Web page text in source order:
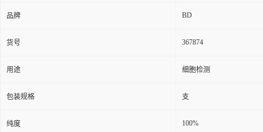
品牌 BD
货号 367874
用途 细胞检测
包装规格 支
纯度 100%